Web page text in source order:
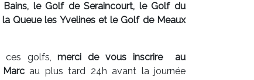
le Golf de Seraincourt, le Golf du
Queue les Yvelines et le Golf de Meaux
ces golfs,merci de vous inscrire au
au plus tard 24h avant la journée